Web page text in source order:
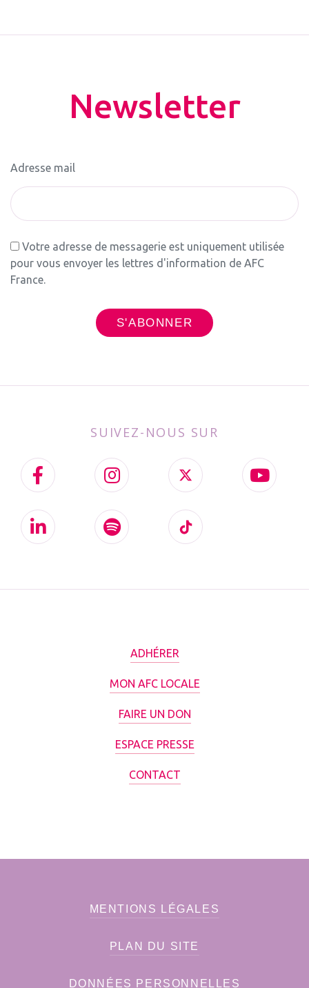
Newsletter
Adresse mail
Votre adresse de messagerie est uniquement utilisée
pour vous envoyer les lettres d'information de AFC
France.
SUIVEZ-NOUS SUR
ADHÉRER
MON AFC LOCALE
FAIRE UN DON
ESPACE PRESSE
CONTACT
MENTIONS LÉGALES
PLAN DU SITE
DONNÉES PERSONNELLES